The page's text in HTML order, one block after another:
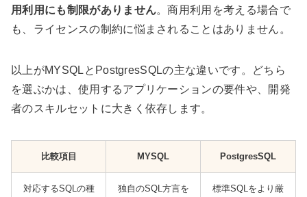
用利用にも制限がありません。商用利用を考える場合で
も、ライセンスの制約に悩まされることはありません。
以上がMYSQLとPostgresSQLの主な違いです。どちら
を選ぶかは、使用するアプリケーションの要件や、開発
者のスキルセットに大きく依存します。
比較項目 MYSQL PostgresSQL
対応するSQLの種
独自のSQL方言を
標準SQLをより厳